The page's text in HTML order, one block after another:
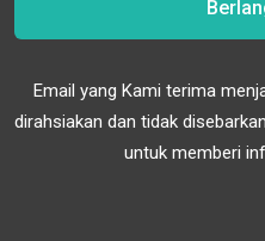
Email yang Kami terima
dirahsiakan dan tidak
untuk memberi